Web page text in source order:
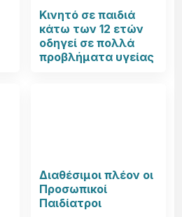
Κινητό σε παιδιά
κάτω των 12 ετών
οδηγεί σε πολλά
προβλήματα υγείας
Διαθέσιμοι πλέον οι
Προσωπικοί
Παιδίατροι